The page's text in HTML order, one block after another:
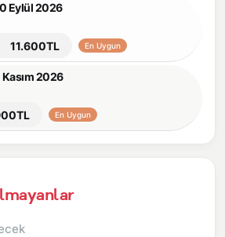
Eylül 2026
11.600TL En Uygun
2026
En Uygun